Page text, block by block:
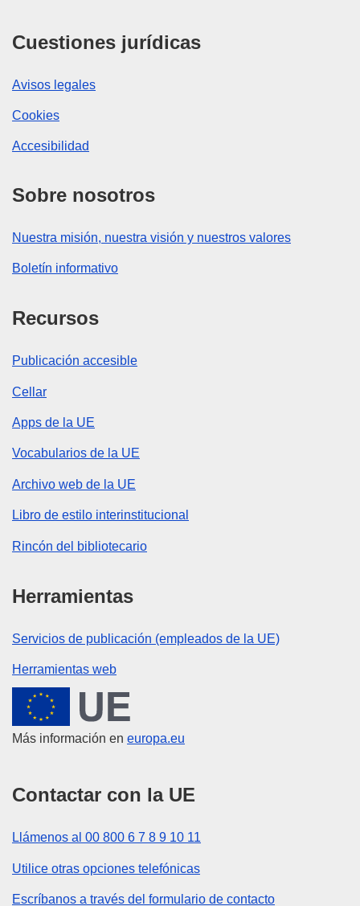
Cuestiones jurídicas
Avisos legales
Cookies
Accesibilidad
Sobre nosotros
Nuestra misión, nuestra visión y nuestros valores
Boletín informativo
Recursos
Publicación accesible
Cellar
Apps de la UE
Vocabularios de la UE
Archivo web de la UE
Libro de estilo interinstitucional
Rincón del bibliotecario
Herramientas
Servicios de publicación (empleados de la UE)
Herramientas web
Unión Europea
Más información en europa.eu
Contactar con la UE
Llámenos al 00 800 6 7 8 9 10 11
Utilice otras opciones telefónicas
Escríbanos a través del formulario de contacto